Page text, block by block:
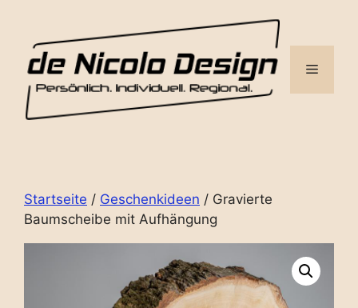
springen
Menü
Startseite / Geschenkideen / Gravierte
Baumscheibe mit Aufhängung